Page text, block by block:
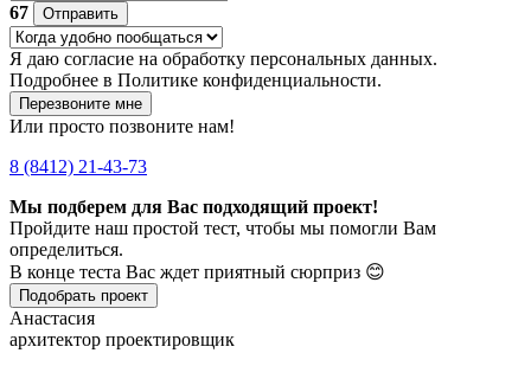
67
Отправить
Я даю согласие на обработку персональных данных.
Подробнее в Политике конфиденциальности.
Перезвоните мне
Или просто позвоните нам!
8 (8412) 21-43-73
Мы подберем для Вас подходящий проект!
Пройдите наш простой тест, чтобы мы помогли Вам
определиться.
В конце теста Вас ждет приятный сюрприз 😊
Подобрать проект
Анастасия
архитектор проектировщик